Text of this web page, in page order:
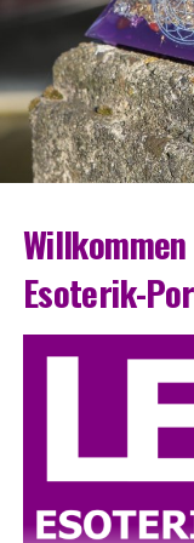
Will­kom­men
Esoterik-